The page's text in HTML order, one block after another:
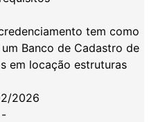
tem como
Banco de Cadastro de
em locação estruturas
2026
-